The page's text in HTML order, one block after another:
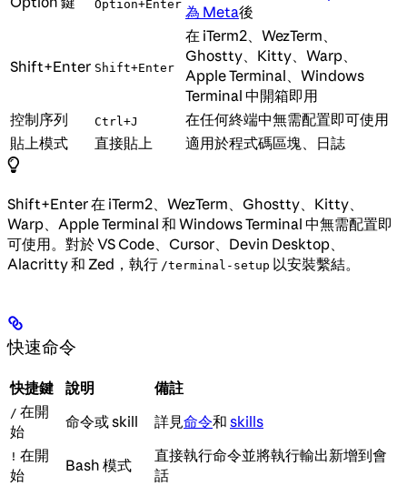
Option+Enter 為 Meta後
Shift+Enter Shift+Enter
在 iTerm2、WezTerm、
Ghostty、Kitty、Warp、
Apple Terminal、Windows
Terminal 中開箱即用
控制序列
Ctrl+J
在任何終端中無需配置即可使用
貼上模式
直接貼上 適用於程式碼區塊、日誌
Shift+Enter 在 iTerm2、WezTerm、Ghostty、Kitty、
Warp、Apple Terminal 和 Windows Terminal 中無需配置即
可使用。對於 VS Code、Cursor、Devin Desktop、
Alacritty 和 Zed，執行 /terminal-setup 以安裝繫結。
快速命令
快捷鍵 說明 備註
/ 在開
始
命令或 skill 詳見命令和 skills
! 在開
始
Bash 模式
直接執行命令並將執行輸出新增到會
話